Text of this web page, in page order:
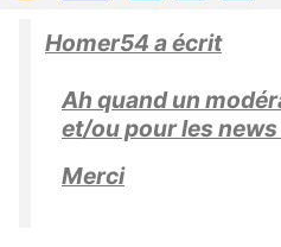
Homer54 a écrit
Ah quand un
et/ou pour les news
Merci